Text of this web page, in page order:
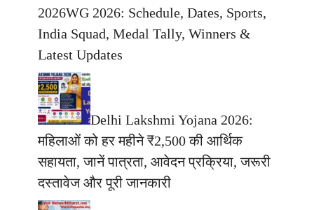
2026WG 2026: Schedule, Dates, Sports,
India Squad, Medal Tally, Winners &
Latest Updates
Delhi Lakshmi Yojana 2026:
महिलाओं को हर महीने ₹2,500 की आर्थिक
सहायता, जानें पात्रता, आवेदन प्रक्रिया, जरूरी
दस्तावेज और पूरी जानकारी